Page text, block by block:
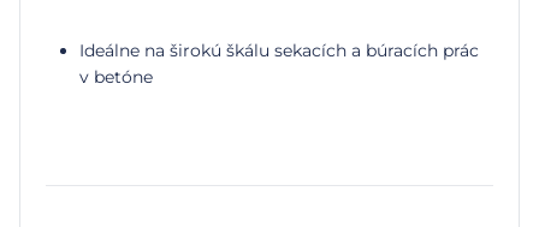
Ideálne na širokú škálu sekacích a búracích prác
v betóne